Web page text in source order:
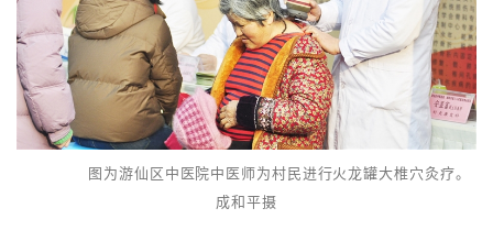
图为游仙区中医院中医师为村民进行火龙罐大椎穴灸疗。
成和平摄